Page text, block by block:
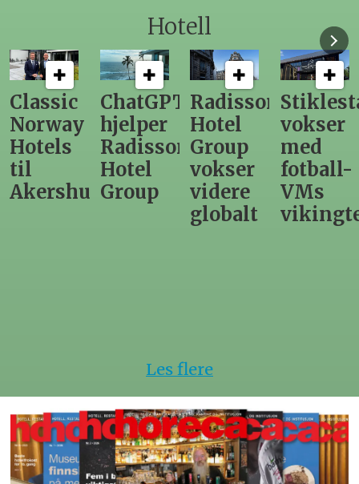
Hotell
ChatGPT
hjelper
Radisson
Hotel
Group
Radisson
Hotel
Group
vokser
videre
Stiklestad
vokser
med
fotball-
VMs
vikingtematikk
Fra
direktør
til
nytt
Les flere